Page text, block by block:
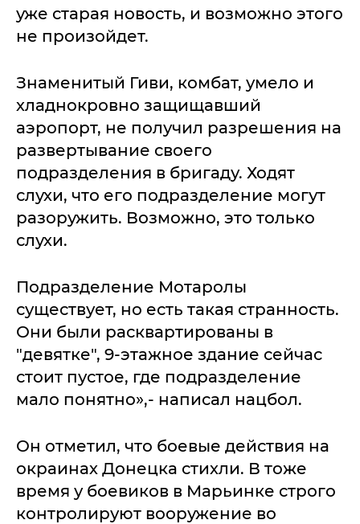
уже старая новость, и возможно этого
не произойдет.
Знаменитый Гиви, комбат, умело и
хладнокровно защищавший
аэропорт, не получил разрешения на
развертывание своего
подразделения в бригаду. Ходят
слухи, что его подразделение могут
разоружить. Возможно, это только
слухи.
Подразделение Мотаролы
существует, но есть такая странность.
Они были расквартированы в
"девятке", 9-этажное здание сейчас
стоит пустое, где подразделение
мало понятно»,- написал нацбол.
Он отметил, что боевые действия на
окраинах Донецка стихли. В тоже
время у боевиков в Марьинке строго
контролируют вооружение во